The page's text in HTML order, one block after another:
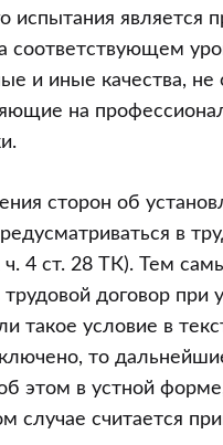
испытания является
соответствующем
и иные качества, не
на
сторон об
в
ч. 4 ст. 28 ТК). Тем
договор
такое условие в
то
этом в устной
случае считается